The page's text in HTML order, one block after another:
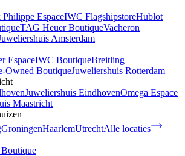
Philippe EspaceIWC FlagshipstoreHublot
TAG Heuer BoutiqueVacheron
Amsterdam
EspaceIWC BoutiqueBreitling
Owned BoutiqueJuweliershuis Rotterdam
Juweliershuis EindhovenOmega Espace
Maastricht
GroningenHaarlemUtrechtAlle locaties